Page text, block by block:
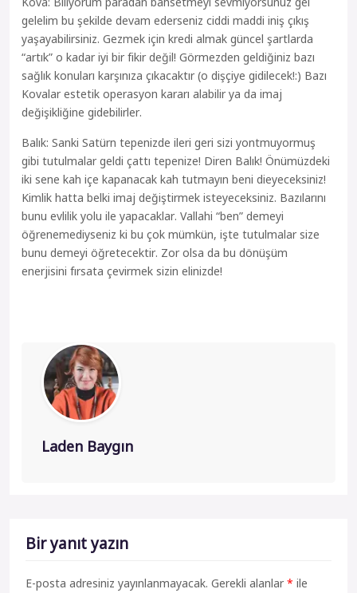
gelelim bu şekilde devam ederseniz ciddi maddi iniş çıkış
yaşayabilirsiniz. Gezmek için kredi almak güncel şartlarda
“artık” o kadar iyi bir fikir değil! Görmezden geldiğiniz bazı
sağlık konuları karşınıza çıkacaktır (o dişçiye gidilecek!:) Bazı
Kovalar estetik operasyon kararı alabilir ya da imaj
değişikliğine gidebilirler.
Balık: Sanki Satürn tepenizde ileri geri sizi yontmuyormuş
gibi tutulmalar geldi çattı tepenize! Diren Balık! Önümüzdeki
iki sene kah içe kapanacak kah tutmayın beni dieyeceksiniz!
Kimlik hatta belki imaj değiştirmek isteyeceksiniz. Bazılarını
bunu evlilik yolu ile yapacaklar. Vallahi “ben” demeyi
öğrenemediyseniz ki bu çok mümkün, işte tutulmalar size
bunu demeyi öğretecektir. Zor olsa da bu dönüşüm
enerjisini fırsata çevirmek sizin elinizde!
Laden Baygın
Bir yanıt yazın
E-posta adresiniz yayınlanmayacak. Gerekli alanlar * ile